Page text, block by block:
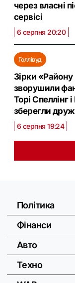
через власні
сервісі
6 серпня 20:20
Голлівуд
Зірки «Району
зворушили
Торі Спеллінг
зберегли
6 серпня 19:24
Політика
Фінанси
Авто
Техно